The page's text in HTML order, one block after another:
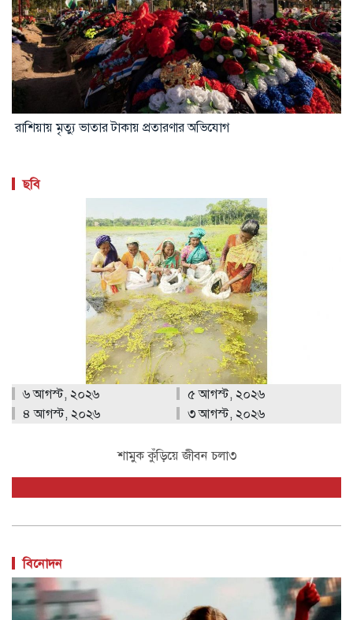
রাশিয়ায় মৃত্যু ভাতার টাকায় প্রতারণার অভিযোগ
ছবি
৬ আগস্ট, ২০২৬
৫ আগস্ট, ২০২৬
৪ আগস্ট, ২০২৬
৩ আগস্ট, ২০২৬
শামুক কুঁড়িয়ে জীবন চলা৩
বিনোদন